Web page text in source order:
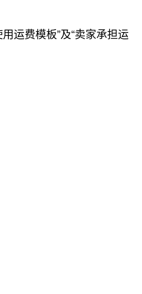
运费模板”及“卖家承担运